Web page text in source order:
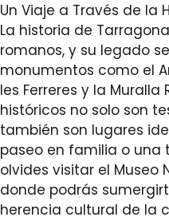
Un Viaje a Través de la
La historia de
romanos, y su legado
monumentos como el
les Ferreres y la Muralla
históricos no solo son
también son lugares
paseo en familia o una
olvides visitar el Museo
donde podrás
herencia cultural de la